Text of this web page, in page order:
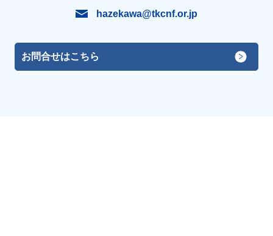
hazekawa@tkcnf.or.jp
お問合せはこちら